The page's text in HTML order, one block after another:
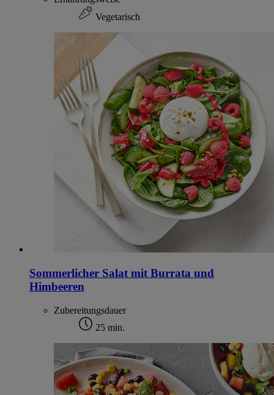
Vegetarisch
Sommerlicher Salat mit Burrata und
Himbeeren
Zubereitungsdauer
25 min.